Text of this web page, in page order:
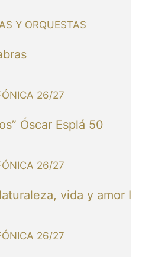
Y ORQUESTAS
26/27
Óscar Esplá 50
26/27
vida y amor I
26/27